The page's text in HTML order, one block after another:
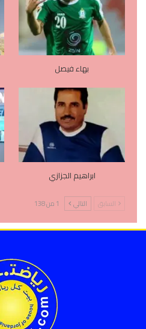
بهاء فيصل
ابراهيم الجزازي
السابق التالي 1 من 138